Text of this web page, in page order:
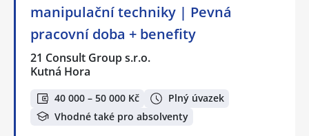
manipulační techniky | Pevná
pracovní doba + benefity
21 Consult Group s.r.o.
Kutná Hora
40 000 – 50 000 Kč
Plný úvazek
Vhodné také pro absolventy